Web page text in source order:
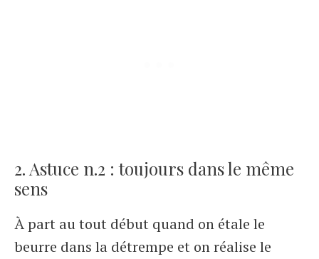
2. Astuce n.2 : toujours dans le même
sens
À part au tout début quand on étale le
beurre dans la détrempe et on réalise le